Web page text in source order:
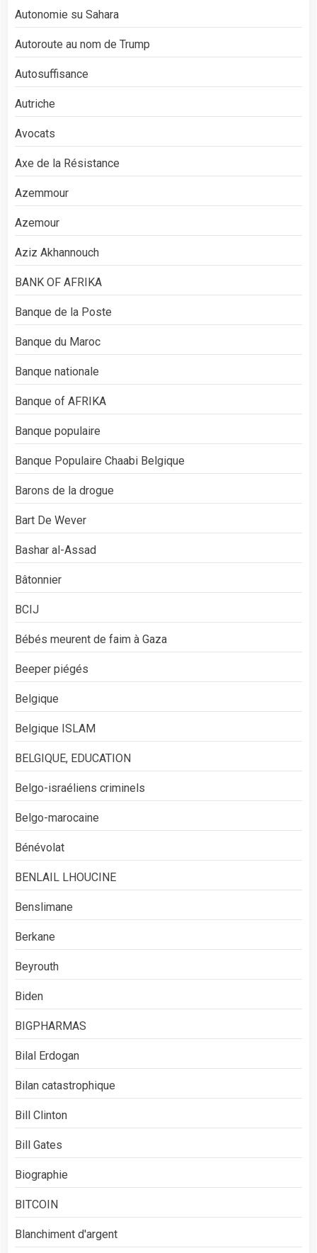
Autonomie su Sahara
Autoroute au nom de Trump
Autosuffisance
Autriche
Avocats
Axe de la Résistance
Azemmour
Azemour
Aziz Akhannouch
BANK OF AFRIKA
Banque de la Poste
Banque du Maroc
Banque nationale
Banque of AFRIKA
Banque populaire
Banque Populaire Chaabi Belgique
Barons de la drogue
Bart De Wever
Bashar al-Assad
Bâtonnier
BCIJ
Bébés meurent de faim à Gaza
Beeper piégés
Belgique
Belgique ISLAM
BELGIQUE, EDUCATION
Belgo-israéliens criminels
Belgo-marocaine
Bénévolat
BENLAIL LHOUCINE
Benslimane
Berkane
Beyrouth
Biden
BIGPHARMAS
Bilal Erdogan
Bilan catastrophique
Bill Clinton
Bill Gates
Biographie
BITCOIN
Blanchiment d'argent